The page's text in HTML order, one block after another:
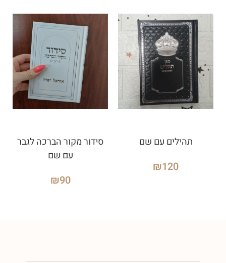
תהילים עם שם
₪120
סידור מקור הברכה לגבר
עם שם
₪90